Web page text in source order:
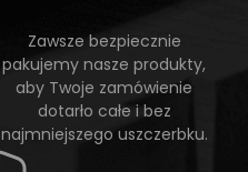
Zawsze bezpiecznie
pakujemy nasze produkty,
aby Twoje zamówienie
dotarło całe i bez
najmniejszego uszczerbku.